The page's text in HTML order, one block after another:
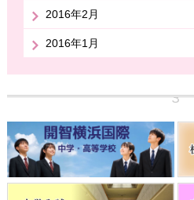
2016年2月
2016年1月